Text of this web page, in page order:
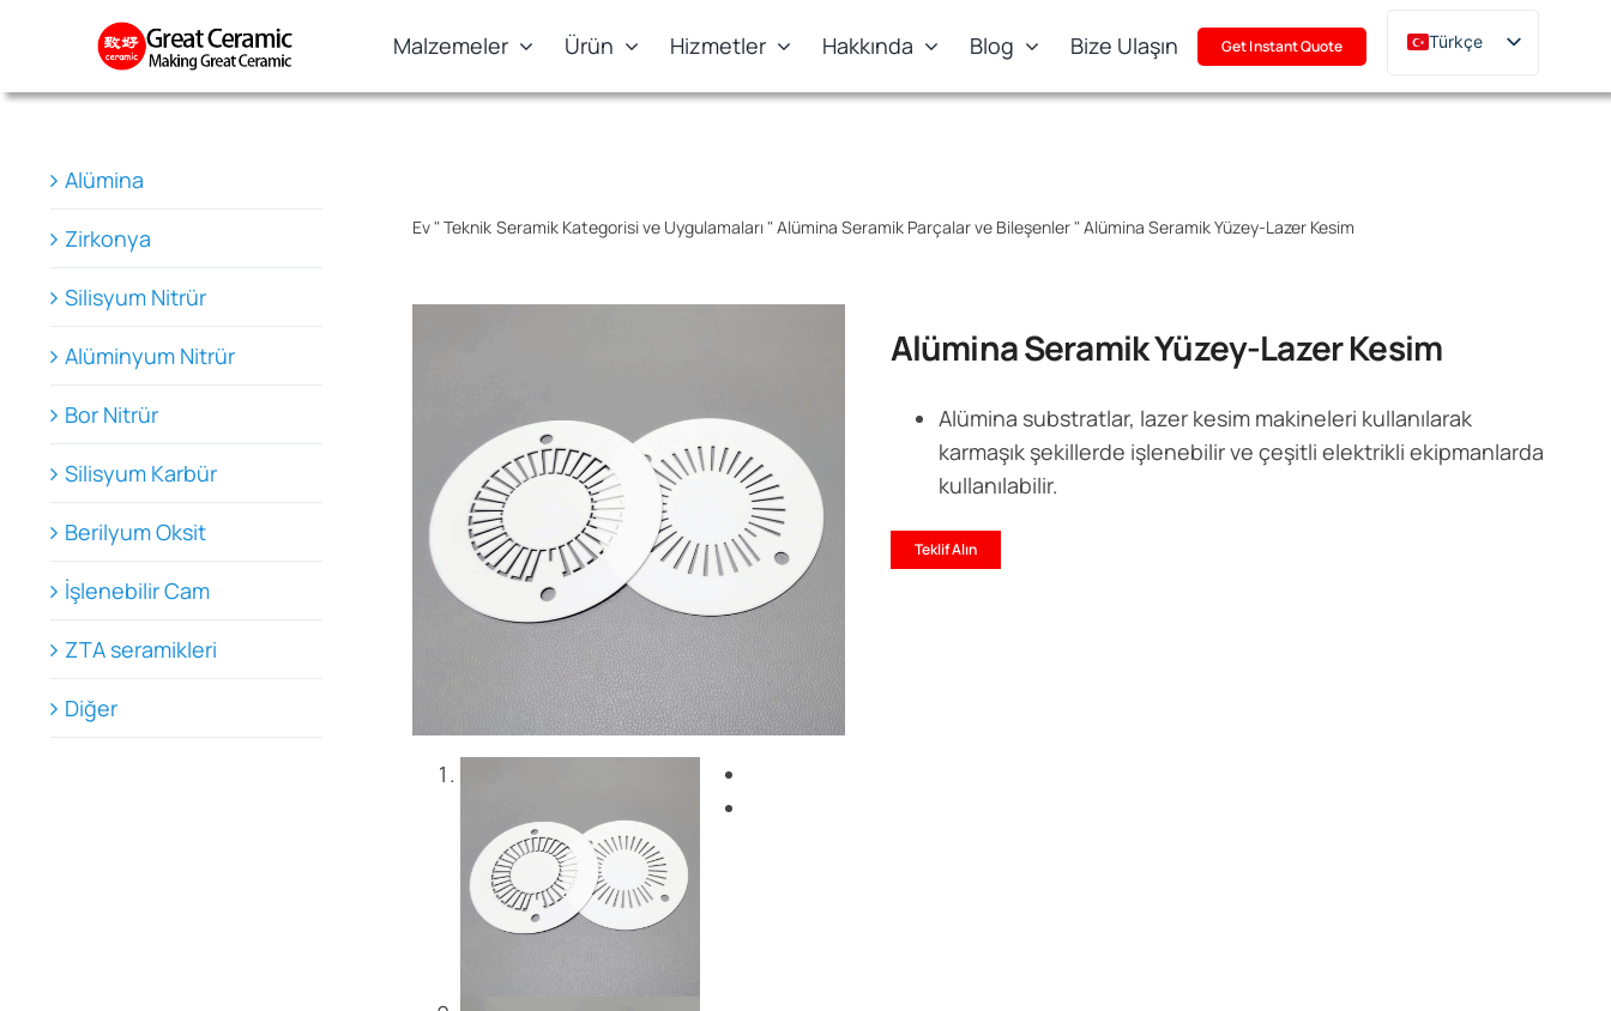
Malzemeler Ürün Hizmetler Hakkında Blog Bize Ulaşın Get Instant Quote
Türkçe
English
Italiano
Ev"Teknik Seramik Kategorisi ve Uygulamaları" Alümina Seramik Parçalar ve Bileşenler"Alümina Seramik Yüzey-Lazer Kesim
Alümina Seramik Yüzey-Lazer Kesim
Alümina substratlar, lazer kesim makineleri kullanılarak
karmaşık şekillerde işlenebilir ve çeşitli elektrikli ekipmanlarda
kullanılabilir.
Teklif Alın
Alümina
Zirkonya
Silisyum Nitrür
Alüminyum Nitrür
Bor Nitrür
Silisyum Karbür
Berilyum Oksit
İşlenebilir Cam
ZTA seramikleri
Diğer